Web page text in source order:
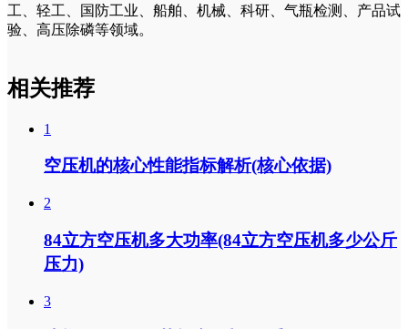
工、轻工、国防工业、船舶、机械、科研、气瓶检测、产品试
验、高压除磷等领域。
相关推荐
1
空压机的核心性能指标解析(核心依据)
2
84立方空压机多大功率(84立方空压机多少公斤
压力)
3